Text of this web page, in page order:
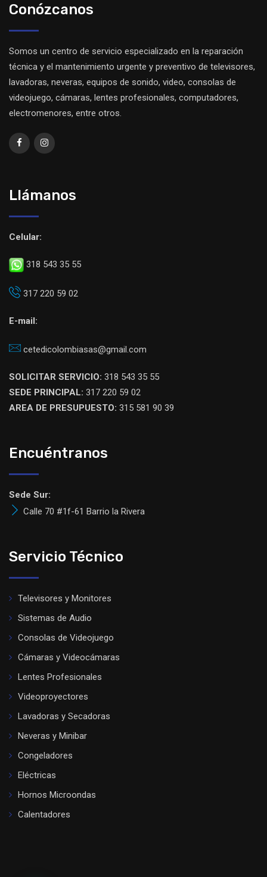
Conózcanos
Somos un centro de servicio especializado en la reparación
técnica y el mantenimiento urgente y preventivo de televisores,
lavadoras, neveras, equipos de sonido, video, consolas de
videojuego, cámaras, lentes profesionales, computadores,
electromenores, entre otros.
Llámanos
Celular:
318 543 35 55
317 220 59 02
E-mail:
cetedicolombiasas@gmail.com
SOLICITAR SERVICIO: 318 543 35 55
SEDE PRINCIPAL: 317 220 59 02
AREA DE PRESUPUESTO: 315 581 90 39
Encuéntranos
Sede Sur:
Calle 70 #1f-61 Barrio la Rivera
Servicio Técnico
Televisores y Monitores
Sistemas de Audio
Consolas de Videojuego
Cámaras y Videocámaras
Lentes Profesionales
Videoproyectores
Lavadoras y Secadoras
Neveras y Minibar
Congeladores
Eléctricas
Hornos Microondas
Calentadores